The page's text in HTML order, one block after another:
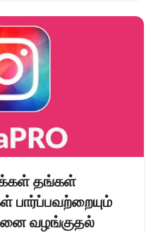
தங்கள்
பார்ப்பவற்றையும்
வழங்குதல்